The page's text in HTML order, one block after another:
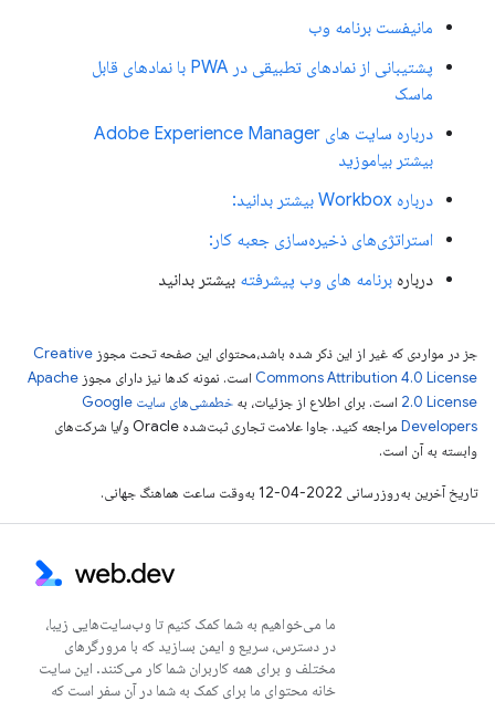
مانیفست برنامه وب
پشتیبانی از نمادهای تطبیقی ​​در PWA با نمادهای قابل
ماسک
درباره سایت های Adobe Experience Manager
بیشتر بیاموزید
درباره Workbox بیشتر بدانید:
استراتژی‌های ذخیره‌سازی جعبه کار:
درباره برنامه های وب پیشرفته بیشتر بدانید
جز در مواردی که غیر از این ذکر شده باشد،‌محتوای این صفحه تحت مجوز Creative
Commons Attribution 4.0 License است. نمونه کدها نیز دارای مجوز Apache
2.0 License است. برای اطلاع از جزئیات، به
خطمشی‌های سایت Google
Developers‏
مراجعه کنید. جاوا علامت تجاری ثبت‌شده Oracle و/یا شرکت‌های
وابسته به آن است.
تاریخ آخرین به‌روزرسانی 2022-04-12 به‌وقت ساعت هماهنگ جهانی.
ما می‌خواهیم به شما کمک کنیم تا وب‌سایت‌هایی زیبا،
در دسترس، سریع و ایمن بسازید که با مرورگرهای
مختلف و برای همه کاربران شما کار می‌کنند. این سایت
خانه محتوای ما برای کمک به شما در آن سفر است که